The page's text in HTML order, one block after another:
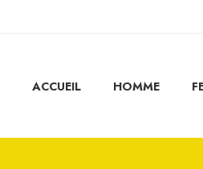
ACCUEIL HOMME